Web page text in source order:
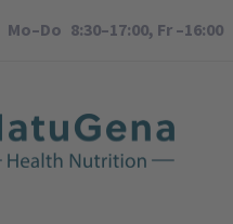
Mo–Do 8:30–17:00, Fr –16:00